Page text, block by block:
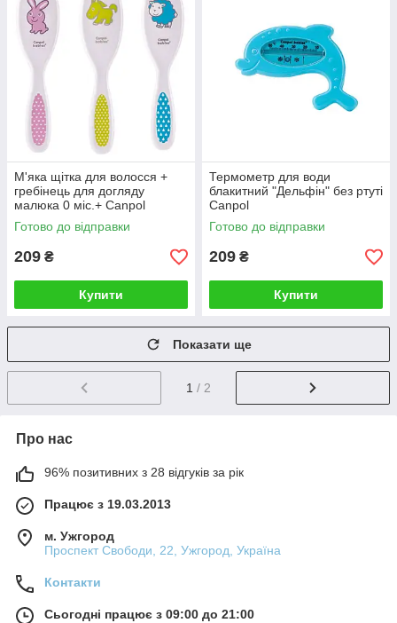
М'яка щiтка для волосся +
гребiнець для догляду
малюка 0 міс.+ Canpol
Готово до відправки
209 ₴
Купити
Термометр для води
блакитний "Дельфін" без ртуті
Canpol
Готово до відправки
209 ₴
Купити
Показати ще
1 / 2
Про нас
96% позитивних з 28 відгуків за рік
Працює з 19.03.2013
м. Ужгород
Проспект Свободи, 22, Ужгород, Україна
Контакти
Сьогодні працює з 09:00 до 21:00